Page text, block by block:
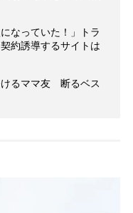
なっていた！」トラ
約誘導するサイトは
けるママ友 断るベス